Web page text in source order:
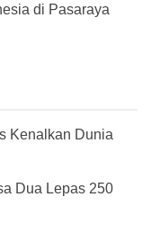
di Pasaraya
Kenalkan Dunia
Dua Lepas 250